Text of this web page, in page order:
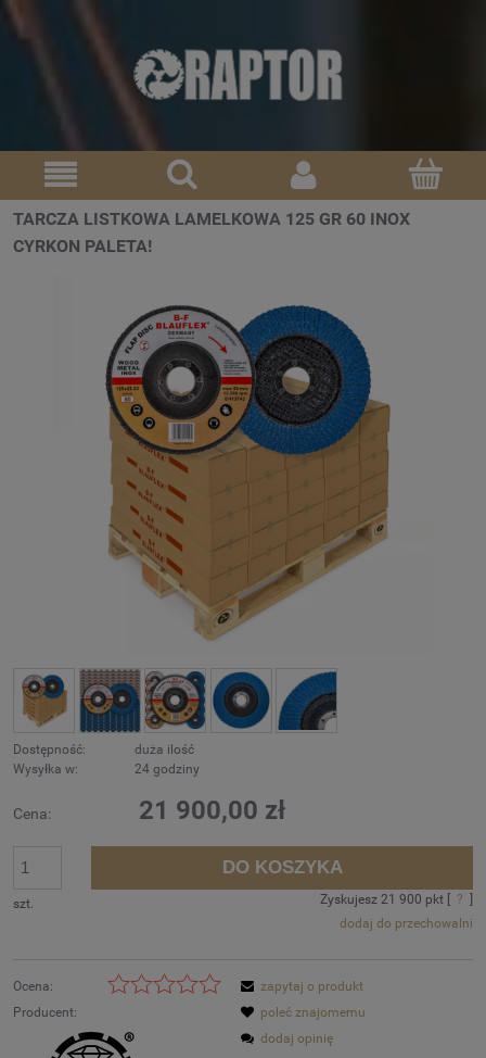
TARCZA LISTKOWA LAMELKOWA 125 GR 60 INOX
CYRKON PALETA!
Dostępność:
duża ilość
Wysyłka w:
24 godziny
Cena: 21 900,00 zł
szt.
DO KOSZYKA
Zyskujesz 21 900 pkt [ ? ]
dodaj do przechowalni
Ocena:
Producent:
zapytaj o produkt
poleć znajomemu
dodaj opinię